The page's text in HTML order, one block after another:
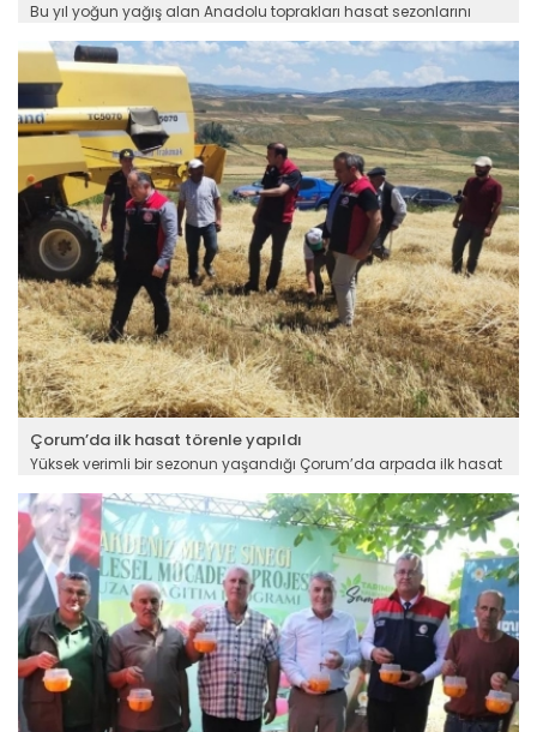
Bu yıl yoğun yağış alan Anadolu toprakları hasat sezonlarını
göre rekoltenin iki kat artış gösterdiğini belirtiyor.
Devamını Oku ->
Çorum’da ilk hasat törenle yapıldı
Yüksek verimli bir sezonun yaşandığı Çorum’da arpada ilk hasat
Boztepe Köyü’nde düzenlenen programla yapıldı. İl Tarım ve
Orman Müdürlüğünün saha çalışmaları ve denetimleri ile kalite
ve verim kaybı yaşamayan üreticiler hasattan yüksek verim
bekliyor.
Devamını Oku ->